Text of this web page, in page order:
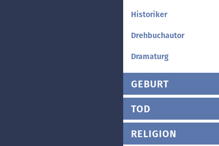
Historiker
Drehbuchautor
Dramaturg
GEBURT
TOD
RELIGION